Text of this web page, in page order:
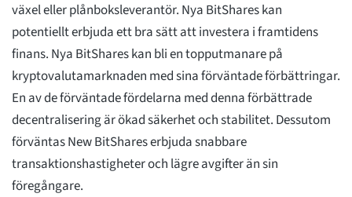
växel eller plånboksleverantör. Nya BitShares kan
potentiellt erbjuda ett bra sätt att investera i framtidens
finans. Nya BitShares kan bli en topputmanare på
kryptovalutamarknaden med sina förväntade förbättringar.
En av de förväntade fördelarna med denna förbättrade
decentralisering är ökad säkerhet och stabilitet. Dessutom
förväntas New BitShares erbjuda snabbare
transaktionshastigheter och lägre avgifter än sin
föregångare.